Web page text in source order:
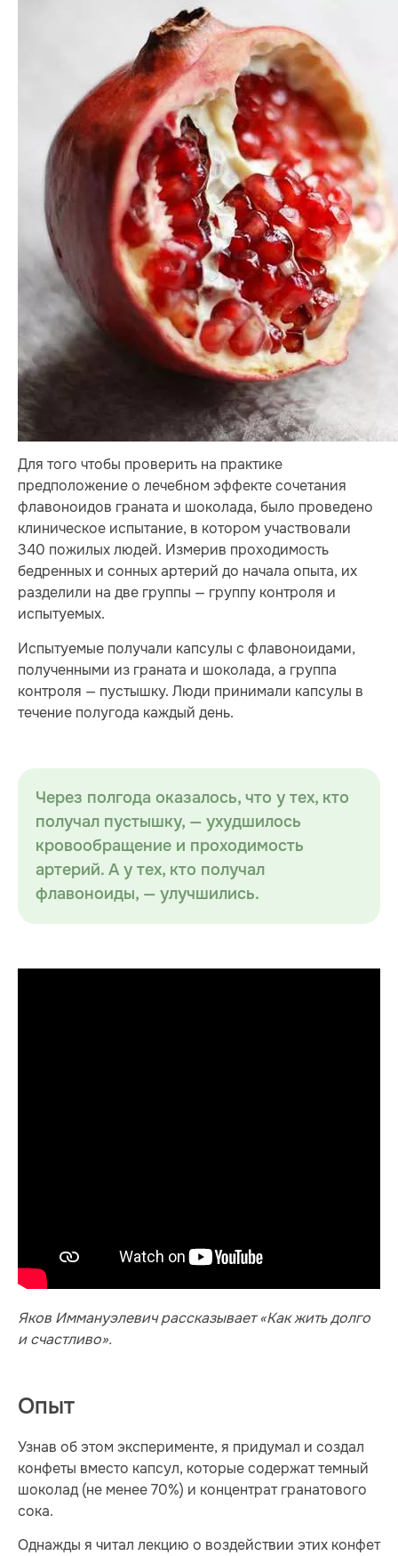
Для того чтобы проверить на практике
предположение о лечебном эффекте сочетания
флавоноидов граната и шоколада, было проведено
клиническое испытание, в котором участвовали
340 пожилых людей. Измерив проходимость
бедренных и сонных артерий до начала опыта, их
разделили на две группы — группу контроля и
испытуемых.
Испытуемые получали капсулы с флавоноидами,
полученными из граната и шоколада, а группа
контроля — пустышку. Люди принимали капсулы в
течение полугода каждый день.
Через полгода оказалось, что у тех, кто
получал пустышку, — ухудшилось
кровообращение и проходимость
артерий. А у тех, кто получал
флавоноиды, — улучшились.
Яков Иммануэлевич рассказывает «Как жить долго
и счастливо».
Опыт
Узнав об этом эксперименте, я придумал и создал
конфеты вместо капсул, которые содержат темный
шоколад (не менее 70%) и концентрат гранатового
сока.
Однажды я читал лекцию о воздействии этих конфет